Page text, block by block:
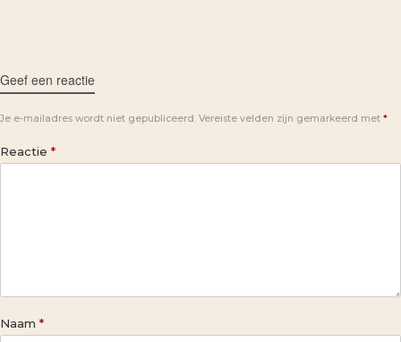
Geef een reactie
Je e-mailadres wordt niet gepubliceerd. Vereiste velden zijn gemarkeerd met *
Reactie *
Naam *